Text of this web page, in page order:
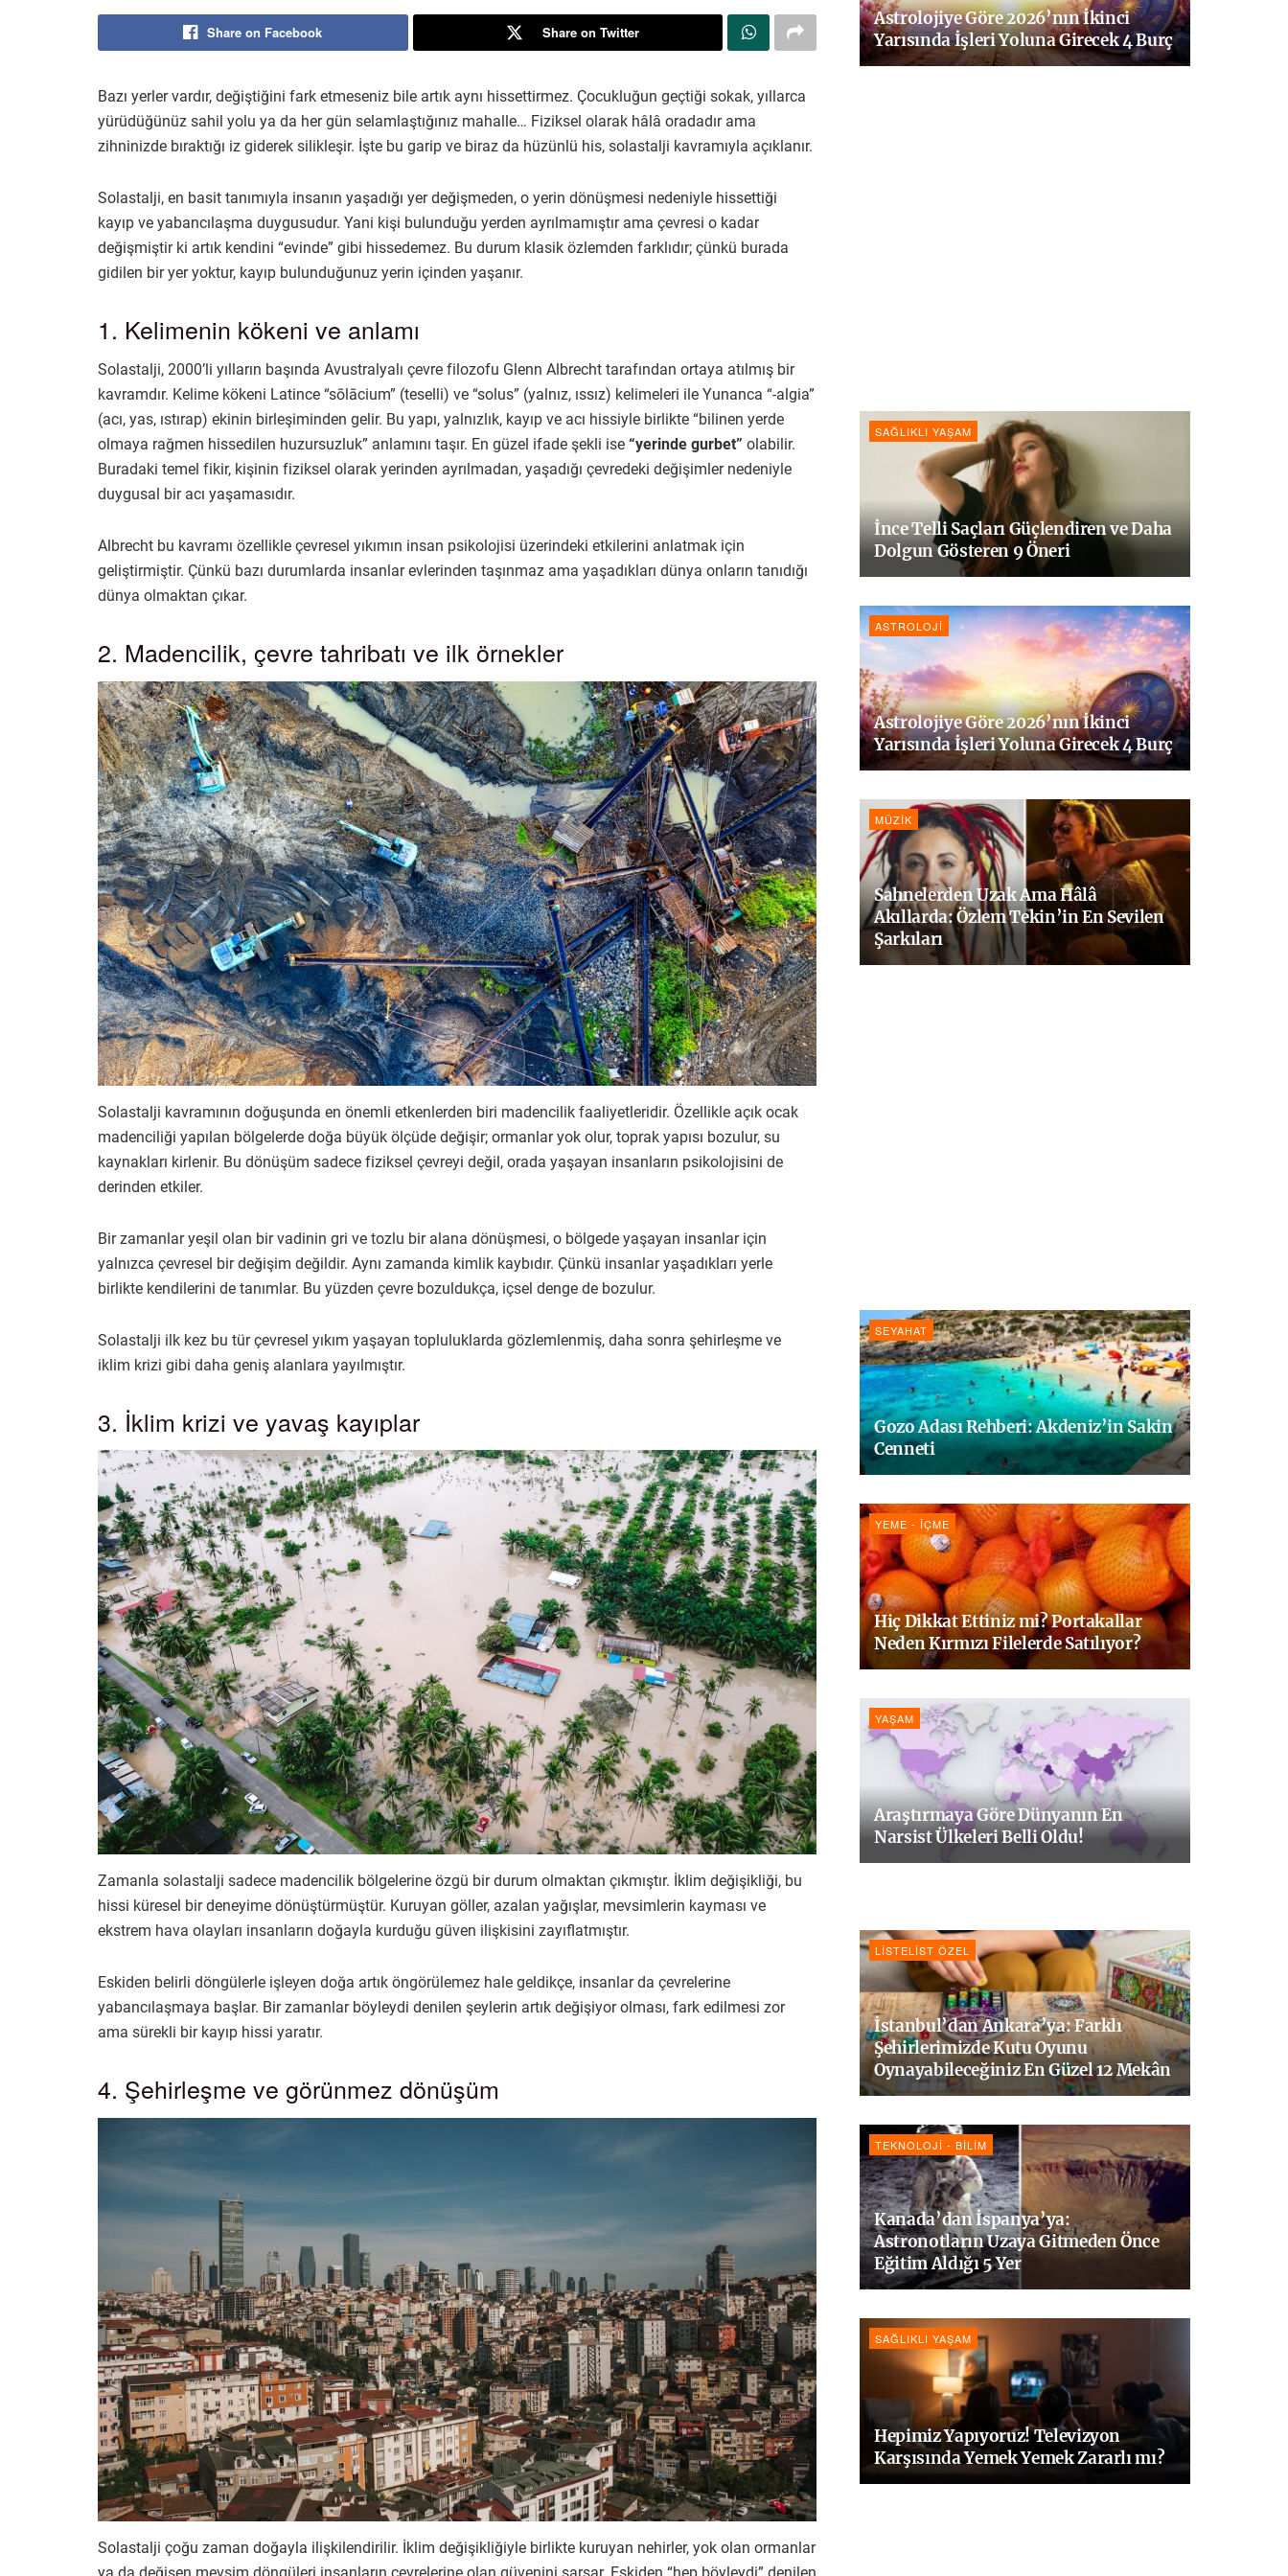
Share on Facebook Share on Twitter
Bazı yerler vardır, değiştiğini fark etmeseniz bile artık aynı hissettirmez. Çocukluğun geçtiği sokak, yıllarca
yürüdüğünüz sahil yolu ya da her gün selamlaştığınız mahalle… Fiziksel olarak hâlâ oradadır ama
zihninizde bıraktığı iz giderek silikleşir. İşte bu garip ve biraz da hüzünlü his, solastalji kavramıyla açıklanır.
Solastalji, en basit tanımıyla insanın yaşadığı yer değişmeden, o yerin dönüşmesi nedeniyle hissettiği
kayıp ve yabancılaşma duygusudur. Yani kişi bulunduğu yerden ayrılmamıştır ama çevresi o kadar
değişmiştir ki artık kendini “evinde” gibi hissedemez. Bu durum klasik özlemden farklıdır; çünkü burada
gidilen bir yer yoktur, kayıp bulunduğunuz yerin içinden yaşanır.
1. Kelimenin kökeni ve anlamı
Solastalji, 2000’li yılların başında Avustralyalı çevre filozofu Glenn Albrecht tarafından ortaya atılmış bir
kavramdır. Kelime kökeni Latince “sōlācium” (teselli) ve “solus” (yalnız, ıssız) kelimeleri ile Yunanca “-algia”
(acı, yas, ıstırap) ekinin birleşiminden gelir. Bu yapı, yalnızlık, kayıp ve acı hissiyle birlikte “bilinen yerde
olmaya rağmen hissedilen huzursuzluk” anlamını taşır. En güzel ifade şekli ise “yerinde gurbet” olabilir.
Buradaki temel fikir, kişinin fiziksel olarak yerinden ayrılmadan, yaşadığı çevredeki değişimler nedeniyle
duygusal bir acı yaşamasıdır.
Albrecht bu kavramı özellikle çevresel yıkımın insan psikolojisi üzerindeki etkilerini anlatmak için
geliştirmiştir. Çünkü bazı durumlarda insanlar evlerinden taşınmaz ama yaşadıkları dünya onların tanıdığı
dünya olmaktan çıkar.
2. Madencilik, çevre tahribatı ve ilk örnekler
Solastalji kavramının doğuşunda en önemli etkenlerden biri madencilik faaliyetleridir. Özellikle açık ocak
madenciliği yapılan bölgelerde doğa büyük ölçüde değişir; ormanlar yok olur, toprak yapısı bozulur, su
kaynakları kirlenir. Bu dönüşüm sadece fiziksel çevreyi değil, orada yaşayan insanların psikolojisini de
derinden etkiler.
Bir zamanlar yeşil olan bir vadinin gri ve tozlu bir alana dönüşmesi, o bölgede yaşayan insanlar için
yalnızca çevresel bir değişim değildir. Aynı zamanda kimlik kaybıdır. Çünkü insanlar yaşadıkları yerle
birlikte kendilerini de tanımlar. Bu yüzden çevre bozuldukça, içsel denge de bozulur.
Solastalji ilk kez bu tür çevresel yıkım yaşayan topluluklarda gözlemlenmiş, daha sonra şehirleşme ve
iklim krizi gibi daha geniş alanlara yayılmıştır.
3. İklim krizi ve yavaş kayıplar
Zamanla solastalji sadece madencilik bölgelerine özgü bir durum olmaktan çıkmıştır. İklim değişikliği, bu
hissi küresel bir deneyime dönüştürmüştür. Kuruyan göller, azalan yağışlar, mevsimlerin kayması ve
ekstrem hava olayları insanların doğayla kurduğu güven ilişkisini zayıflatmıştır.
Eskiden belirli döngülerle işleyen doğa artık öngörülemez hale geldikçe, insanlar da çevrelerine
yabancılaşmaya başlar. Bir zamanlar böyleydi denilen şeylerin artık değişiyor olması, fark edilmesi zor
ama sürekli bir kayıp hissi yaratır.
4. Şehirleşme ve görünmez dönüşüm
Solastalji çoğu zaman doğayla ilişkilendirilir. İklim değişikliğiyle birlikte kuruyan nehirler, yok olan ormanlar
Astrolojiye Göre 2026’nın İkinci
Yarısında İşleri Yoluna Girecek 4 Burç
SAĞLIKLI YAŞAM
İnce Telli Saçları Güçlendiren ve Daha
Dolgun Gösteren 9 Öneri
ASTROLOJI
Astrolojiye Göre 2026’nın İkinci
Yarısında İşleri Yoluna Girecek 4 Burç
MÜZIK
Sahnelerden Uzak Ama Hâlâ
Akıllarda: Özlem Tekin’in En Sevilen
Şarkıları
SEYAHAT
Gozo Adası Rehberi: Akdeniz’in Sakin
Cenneti
YEME - İÇME
Hiç Dikkat Ettiniz mi? Portakallar
Neden Kırmızı Filelerde Satılıyor?
YAŞAM
Araştırmaya Göre Dünyanın En
Narsist Ülkeleri Belli Oldu!
LISTELIST ÖZEL
İstanbul’dan Ankara’ya: Farklı
Şehirlerimizde Kutu Oyunu
Oynayabileceğiniz En Güzel 12 Mekân
TEKNOLOJI - BILIM
Kanada’dan İspanya’ya:
Astronotların Uzaya Gitmeden Önce
Eğitim Aldığı 5 Yer
SAĞLIKLI YAŞAM
Hepimiz Yapıyoruz! Televizyon
Karşısında Yemek Yemek Zararlı mı?